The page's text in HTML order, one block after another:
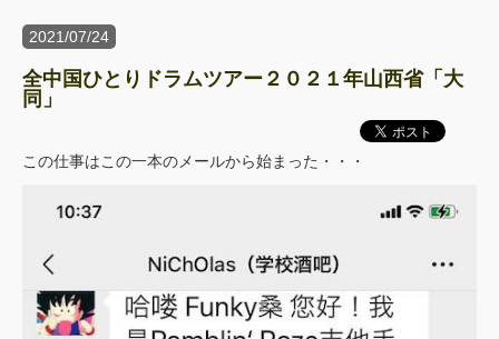
2021/07/24
全中国ひとりドラムツアー２０２１年山西省「大
同」
この仕事はこの一本のメールから始まった・・・